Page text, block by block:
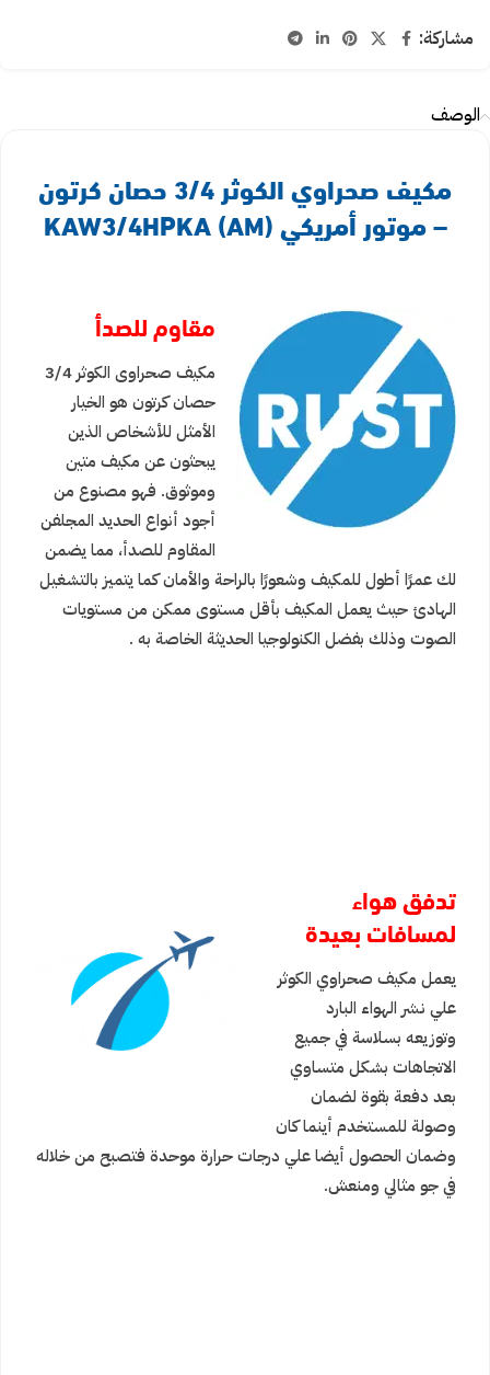
مشاركة:
الوصف
مكيف صحراوي الكوثر 3/4 حصان كرتون
– موتور أمريكي KAW3/4HPKA (AM)
مقاوم للصدأ
مكيف صحراوى الكوثر 3/4
حصان كرتون هو الخيار
الأمثل للأشخاص الذين
يبحثون عن مكيف متين
وموثوق. فهو مصنوع من
أجود أنواع الحديد المجلفن
المقاوم للصدأ، مما يضمن
لك عمرًا أطول للمكيف وشعورًا بالراحة والأمان كما يتميز بالتشغيل
الهادئ حيث يعمل المكيف بأقل مستوى ممكن من مستويات
الصوت وذلك بفضل الكنولوجيا الحديثة الخاصة به .
تدفق هواء
لمسافات بعيدة
يعمل مكيف صحراوي الكوثر
علي نشر الهواء البارد
وتوزيعه بسلاسة في جميع
الاتجاهات بشكل متساوي
بعد دفعة بقوة لضمان
وصولة للمستخدم أينما كان
وضمان الحصول أيضا علي درجات حرارة موحدة فتصبح من خلاله
في جو مثالي ومنعش.